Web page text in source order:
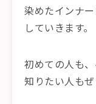
染めたインナ
していきます。
初めての人も
知りたい人も